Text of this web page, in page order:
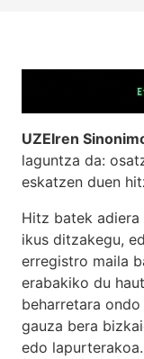
UZEIren
laguntza da:
eskatzen duen
Hitz batek
ikus ditzakegu,
erregistro maila
erabakiko du
beharretara
gauza bera
edo lapurterakoa.